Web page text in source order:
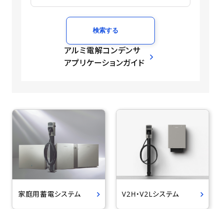
検索する
アルミ電解コンデンサ
アプリケーションガイド
家庭用蓄電システム V2H・V2Lシステム